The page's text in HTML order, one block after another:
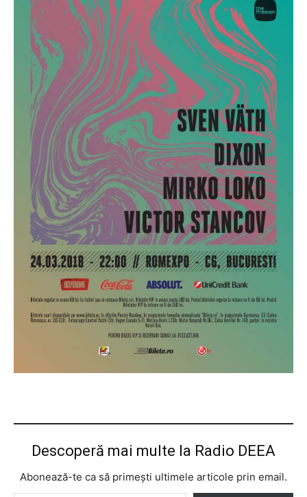
Descoperă mai multe la Radio DEEA
Abonează-te ca să primești ultimele articole prin email.
Tastează emailul tău...